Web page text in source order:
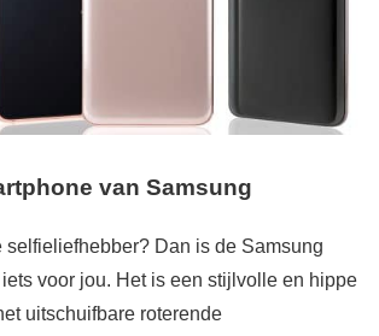
van Samsung
selfieliefhebber? Dan is de Samsung
voor jou. Het is een stijlvolle en hippe
uitschuifbare roterende